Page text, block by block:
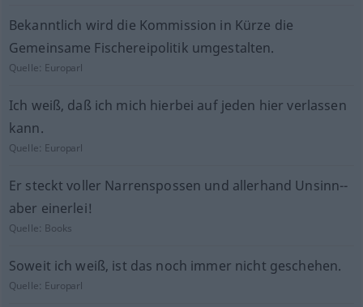
Bekanntlich wird die Kommission in Kürze die
Gemeinsame Fischereipolitik umgestalten.
Quelle: Europarl
Ich weiß, daß ich mich hierbei auf jeden hier verlassen
kann.
Quelle: Europarl
Er steckt voller Narrenspossen und allerhand Unsinn--
aber einerlei!
Quelle: Books
Soweit ich weiß, ist das noch immer nicht geschehen.
Quelle: Europarl